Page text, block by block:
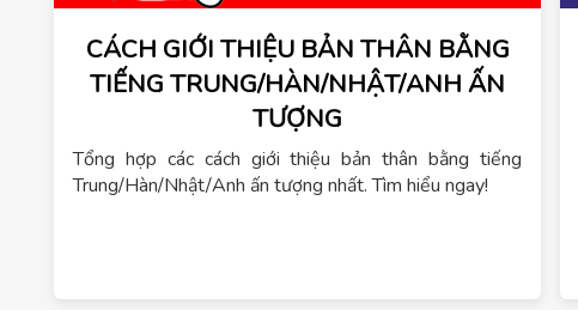
CÁCH GIỚI THIỆU BẢN THÂN BẰNG
TIẾNG TRUNG/HÀN/NHẬT/ANH ẤN
TƯỢNG
Tổng hợp các cách giới thiệu bản thân bằng tiếng
Trung/Hàn/Nhật/Anh ấn tượng nhất. Tìm hiểu ngay!